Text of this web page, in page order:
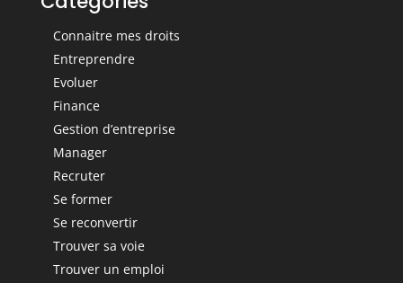
Connaitre mes droits
Entreprendre
Evoluer
Finance
Gestion d’entreprise
Manager
Recruter
Se former
Se reconvertir
Trouver sa voie
Trouver un emploi